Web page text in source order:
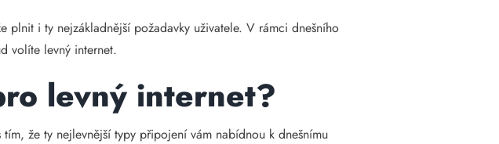
plnit i ty nejzákladnější požadavky uživatele. V rámci dnešního
volíte levný internet.
levný internet?
že ty nejlevnější typy připojení vám nabídnou k dnešnímu